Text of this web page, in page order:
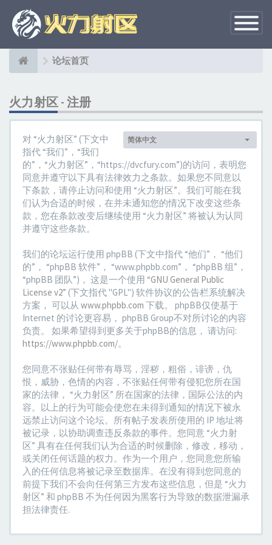
切
换
导
论坛首页
火力射区 - 注册
语
设
定：
简体中文
对 “火力射区” (下文中
指代 “我们”，“我们
的”，“火力射区”，“https://dvcfury.com”)的访问，表明您
同意并遵守以下具有法律效力之条款。如果您不同意以
下条款，请停止访问和使用 “火力射区”。我们可能在我
们认为合适的时候，在并未通知您的情况下改变这些条
款，您在条款改变后继续使用 “火力射区” 将被认为认同
并遵守这些条款。
我们的论坛运行使用 phpBB (下文中指代 “他们”， “他们
的”， “phpBB 软件”， “www.phpbb.com”， “phpBB 组”，
“phpBB 团队”)， 这是一个使用 “GNU General Public
License v2” (下文指代 "GPL") 软件协议的公告栏系统解决
方案， 可以从 www.phpbb.com 下载。 phpBB仅使基于
Internet 的讨论更容易， phpBB Group不对所讨论的内容
负责。 如果希望得到更多关于phpBB的信息， 请访问:
https://www.phpbb.com/。
您同意不张贴任何带有辱骂，淫秽，粗俗，诽谤，仇
恨，威胁，色情的内容，不张贴任何带有侵犯您所在国
家的法律， “火力射区” 所在国家的法律，国际公法的内
容。以上的行为可能会使您在未得到通知的情况下被永
远禁止访问这个论坛。所有帖子发表所使用的 IP 地址将
被记录，以协助调查违反条款的事件。您同意 “火力射
区” 具有在任何我们认为合适的时候删除，修改，移动，
或关闭任何话题的权力。作为一个用户，您同意您所输
入的任何信息将被记录至数据库。在没有得到您同意的
前提下我们不会向任何第三方发布这些信息，但是 “火力
射区” 和 phpBB 不为任何因为黑客行为导致的数据泄漏承
担法律责任.